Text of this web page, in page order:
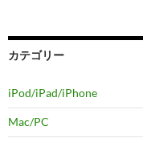
カテゴリー
iPod/iPad/iPhone
Mac/PC